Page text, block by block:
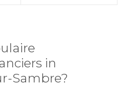
in
Sambre?